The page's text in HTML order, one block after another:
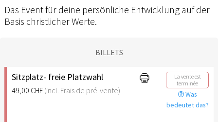
Das Event für deine persönliche Entwicklung auf der
Basis christlicher Werte.
BILLETS
Sitzplatz- freie Platzwahl
49,00 CHF (incl. Frais de pré-vente)
La vente est
terminée
Was
bedeutet das?